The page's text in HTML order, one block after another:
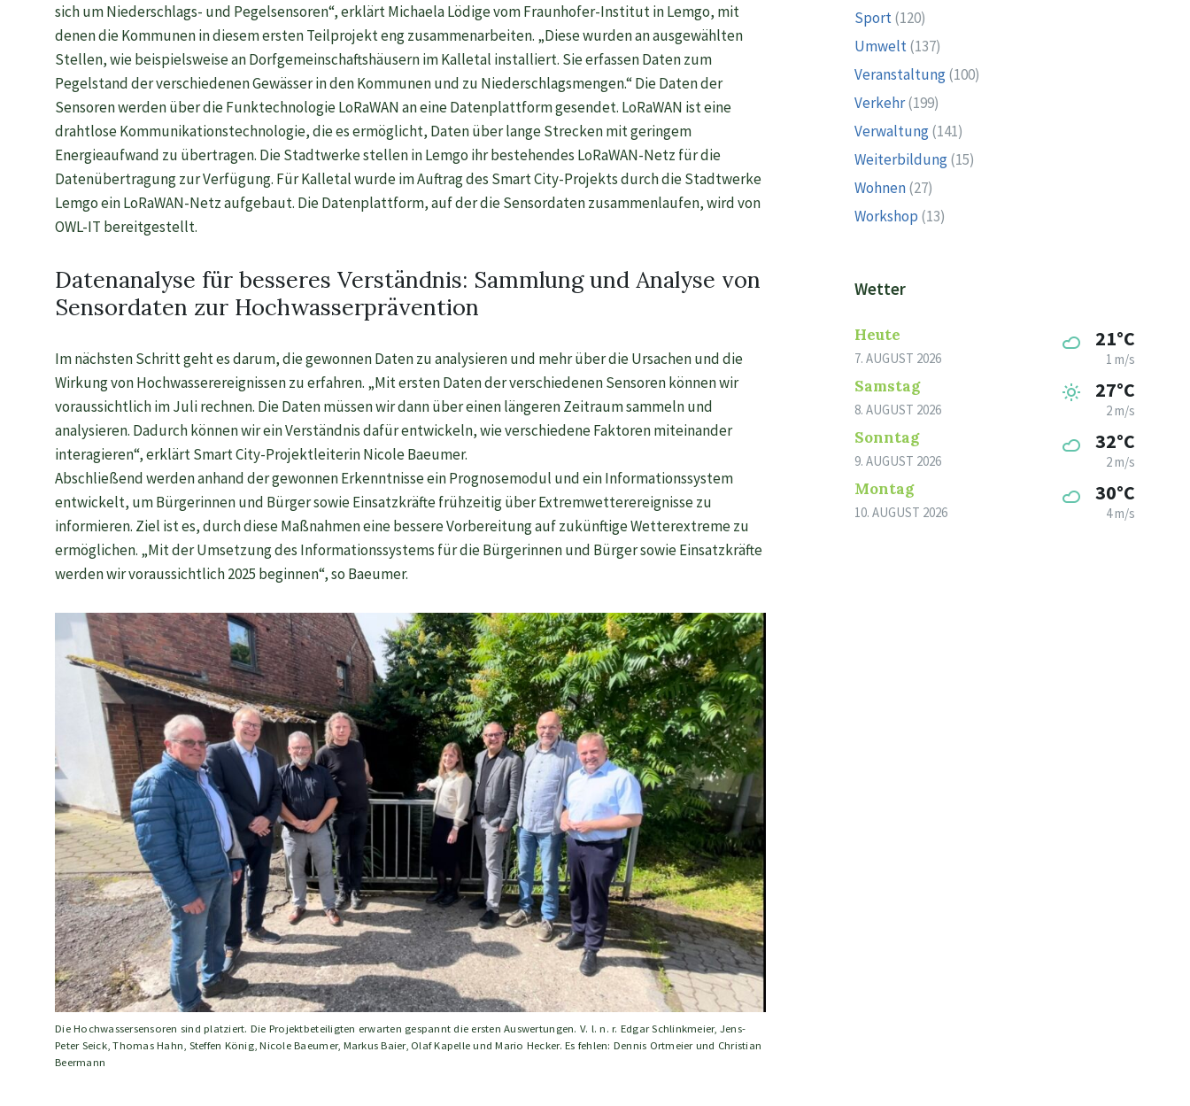
sich um Niederschlags- und Pegelsensoren“, erklärt Michaela Lödige vom Fraunhofer-Institut in Lemgo, mit
denen die Kommunen in diesem ersten Teilprojekt eng zusammenarbeiten. „Diese wurden an ausgewählten
Stellen, wie beispielsweise an Dorfgemeinschaftshäusern im Kalletal installiert. Sie erfassen Daten zum
Pegelstand der verschiedenen Gewässer in den Kommunen und zu Niederschlagsmengen.“ Die Daten der
Sensoren werden über die Funktechnologie LoRaWAN an eine Datenplattform gesendet. LoRaWAN ist eine
drahtlose Kommunikationstechnologie, die es ermöglicht, Daten über lange Strecken mit geringem
Energieaufwand zu übertragen. Die Stadtwerke stellen in Lemgo ihr bestehendes LoRaWAN-Netz für die
Datenübertragung zur Verfügung. Für Kalletal wurde im Auftrag des Smart City-Projekts durch die Stadtwerke
Lemgo ein LoRaWAN-Netz aufgebaut. Die Datenplattform, auf der die Sensordaten zusammenlaufen, wird von
OWL-IT bereitgestellt.
Datenanalyse für besseres Verständnis: Sammlung und Analyse von
Sensordaten zur Hochwasserprävention
Im nächsten Schritt geht es darum, die gewonnen Daten zu analysieren und mehr über die Ursachen und die
Wirkung von Hochwasserereignissen zu erfahren. „Mit ersten Daten der verschiedenen Sensoren können wir
voraussichtlich im Juli rechnen. Die Daten müssen wir dann über einen längeren Zeitraum sammeln und
analysieren. Dadurch können wir ein Verständnis dafür entwickeln, wie verschiedene Faktoren miteinander
interagieren“, erklärt Smart City-Projektleiterin Nicole Baeumer.
Abschließend werden anhand der gewonnen Erkenntnisse ein Prognosemodul und ein Informationssystem
entwickelt, um Bürgerinnen und Bürger sowie Einsatzkräfte frühzeitig über Extremwetterereignisse zu
informieren. Ziel ist es, durch diese Maßnahmen eine bessere Vorbereitung auf zukünftige Wetterextreme zu
ermöglichen. „Mit der Umsetzung des Informationssystems für die Bürgerinnen und Bürger sowie Einsatzkräfte
werden wir voraussichtlich 2025 beginnen“, so Baeumer.
Die Hochwassersensoren sind platziert. Die Projektbeteiligten erwarten gespannt die ersten Auswertungen. V. l. n. r. Edgar Schlinkmeier, Jens-
Peter Seick, Thomas Hahn, Steffen König, Nicole Baeumer, Markus Baier, Olaf Kapelle und Mario Hecker. Es fehlen: Dennis Ortmeier und Christian
Beermann
Sport(120)
Umwelt(137)
Veranstaltung(100)
Verkehr(199)
Verwaltung(141)
Weiterbildung(15)
Wohnen(27)
Workshop (13)
Wetter
Heute
7. AUGUST 2026
21°C
1 m/s
Samstag
8. AUGUST 2026
27°C
2 m/s
Sonntag
9. AUGUST 2026
32°C
2 m/s
Montag
10. AUGUST 2026
30°C
4 m/s